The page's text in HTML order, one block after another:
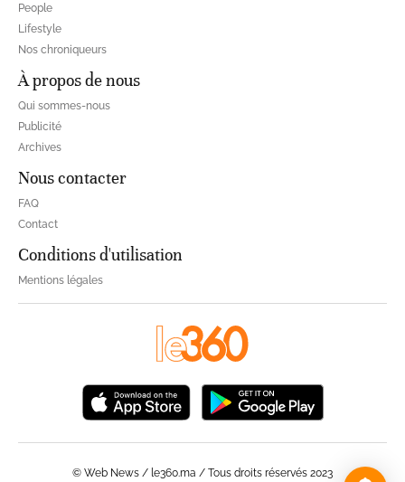
People
Lifestyle
Nos chroniqueurs
À propos de nous
Qui sommes-nous
Publicité
Archives
Nous contacter
FAQ
Contact
Conditions d'utilisation
Mentions légales
© Web News / le360.ma / Tous droits réservés 2023